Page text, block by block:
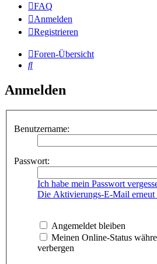
FAQ
Anmelden
Registrieren
Foren-Übersicht
Suche
Anmelden
Benutzername:
Passwort:
Ich habe mein Passwort
Die Aktivierungs-E-Mail erneut
Angemeldet bleiben
Meinen Online-Status
verbergen